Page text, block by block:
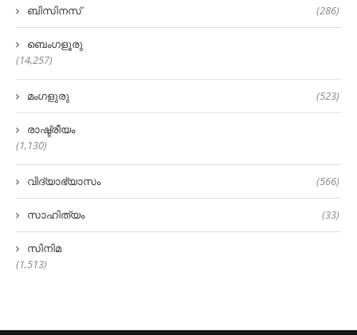
ബിസിനസ് (286)
ബെംഗളൂരു
(14,257)
മംഗളുരു (523)
രാഷ്ട്രീയം
(1,130)
വിദ്യാഭ്യാസം (566)
സാഹിത്യം (33)
സിനിമ
(1,513)